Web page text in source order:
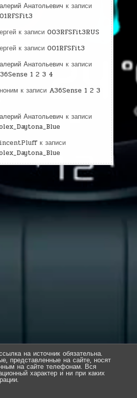
Анатольевич к записи
к записи 003RFSFit3RUS
к записи 001RFSFit3
Анатольевич к записи
1 2 3 4
к записи A36Sense 1 2 3
Анатольевич к записи
к записи
на источник обязательна.
представленные на сайте, носят
на сайте телефонам. Вся
характер и ни при каких